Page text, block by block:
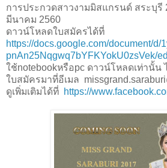
การประกวดสาวงามมิสแกรนด์ สระบุรี
มีนาคม 2560
ดาวน์โหลดใบสมัครได้ที่
https://docs.google.com/document/d/
pnAn25Nqgwq7bYFKYokU0zsVek/
ใช้notebookหรือpc ดาวน์โหลดเท่านั้น
ใบสมัครมาที่อีเมล
ดูเพิ่มเติมได้ที่ https://